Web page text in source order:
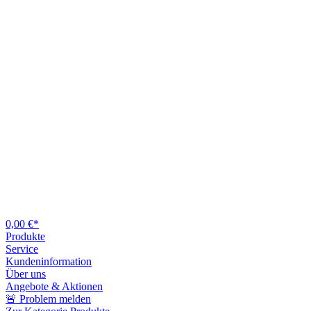
0,00 €*
Produkte
Service
Kundeninformation
Über uns
Angebote & Aktionen
🚨 Problem melden